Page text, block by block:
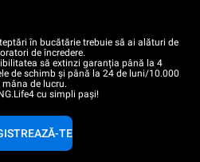
în bucătărie trebuie să ai alături de
de încredere.
să extinzi garanția până la 4
de schimb și până la 24 de luni/10.000
mâna de lucru.
cu simpli pași!
TE